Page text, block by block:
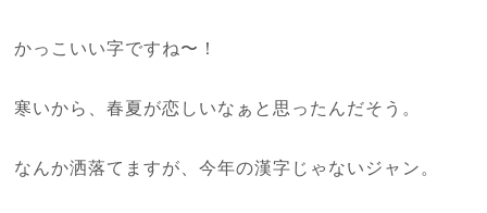
かっこいい字ですね〜！
寒いから、春夏が恋しいなぁと思ったんだそう。
なんか洒落てますが、今年の漢字じゃないジャン。